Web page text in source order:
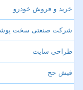
خرید و فروش خودرو
شرکت صنعتی سخت
طراحی سایت
فیش حج